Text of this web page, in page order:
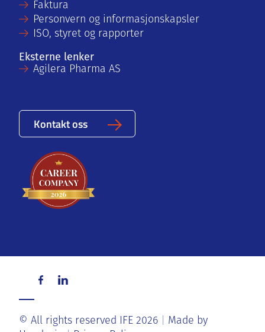
Faktura
Personvern og informasjonskapsler
ISO, styret og rapporter
Eksterne lenker
Agilera Pharma AS
Kontakt oss
© All rights reserved IFE 2026
Made by